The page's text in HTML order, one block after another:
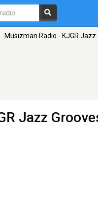
Musizman Radio - KJGR Jazz
Jazz